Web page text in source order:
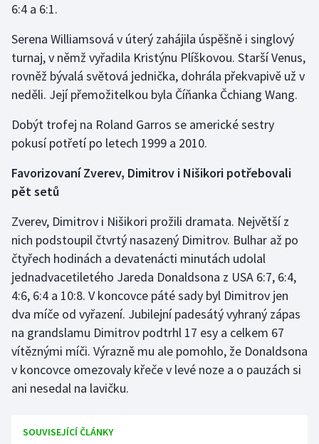
Judo
Krasobruslení
Lezení
Moderní pětiboj
Motorsport
Olympijské hry
Parasport
Plavání
Plážový volejbal
Rychlobruslení
6:4 a 6:1.
Serena Williamsová v úterý zahájila úspěšně i singlový
turnaj, v němž vyřadila Kristýnu Plíškovou. Starší Venus,
rovněž bývalá světová jednička, dohrála překvapivě už v
neděli. Její přemožitelkou byla Číňanka Čchiang Wang.
Dobýt trofej na Roland Garros se americké sestry
pokusí potřetí po letech 1999 a 2010.
Favorizovaní Zverev, Dimitrov i Nišikori potřebovali
pět setů
Zverev, Dimitrov i Nišikori prožili dramata. Největší z
nich podstoupil čtvrtý nasazený Dimitrov. Bulhar až po
čtyřech hodinách a devatenácti minutách udolal
jednadvacetiletého Jareda Donaldsona z USA 6:7, 6:4,
4:6, 6:4 a 10:8. V koncovce páté sady byl Dimitrov jen
dva míče od vyřazení. Jubilejní padesátý vyhraný zápas
na grandslamu Dimitrov podtrhl 17 esy a celkem 67
vítěznými míči. Výrazně mu ale pomohlo, že Donaldsona
v koncovce omezovaly křeče v levé noze a o pauzách si
ani nesedal na lavičku.
SOUVISEJÍCÍ ČLÁNKY